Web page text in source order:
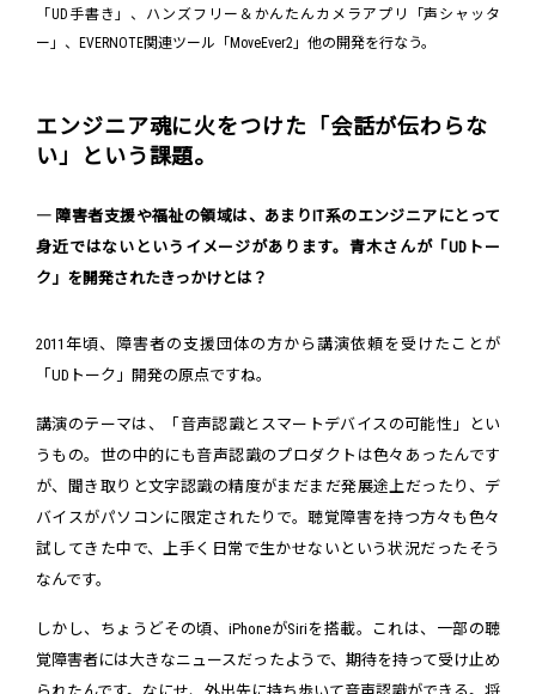
「UD手書き」、ハンズフリー＆かんたんカメラアプリ「声シャッタ
ー」、EVERNOTE関連ツール「MoveEver2」他の開発を行なう。
エンジニア魂に火をつけた「会話が伝わらな
い」という課題。
― 障害者支援や福祉の領域は、あまりIT系のエンジニアにとって
身近ではないというイメージがあります。青木さんが「UDトー
ク」を開発されたきっかけとは？
2011年頃、障害者の支援団体の方から講演依頼を受けたことが
「UDトーク」開発の原点ですね。
講演のテーマは、「音声認識とスマートデバイスの可能性」とい
うもの。世の中的にも音声認識のプロダクトは色々あったんです
が、聞き取りと文字認識の精度がまだまだ発展途上だったり、デ
バイスがパソコンに限定されたりで。聴覚障害を持つ方々も色々
試してきた中で、上手く日常で生かせないという状況だったそう
なんです。
しかし、ちょうどその頃、iPhoneがSiriを搭載。これは、一部の聴
覚障害者には大きなニュースだったようで、期待を持って受け止め